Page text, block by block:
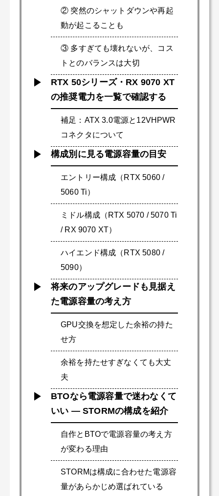
② 突然のシャットダウンや再起
動が起こることも
③ 多すぎても壊れないが、コス
トとのバランスは大切
RTX 50シリーズ・RX 9070 XT
の推奨電力を一覧で確認する
補足：ATX 3.0電源と12VHPWR
コネクタについて
構成別に見る電源容量の目安
エントリー構成（RTX 5060 /
5060 Ti）
ミドル構成（RTX 5070 / 5070 Ti
/ RX 9070 XT）
ハイエンド構成（RTX 5080 /
5090）
将来のアップグレードも見据え
た電源容量の考え方
GPU交換を想定した余裕の持た
せ方
余裕を持たせすぎなくても大丈
夫
BTOなら電源容量で迷わなくて
いい ― STORMの構成を紹介
自作とBTOで電源容量の考え方
が変わる理由
STORMは構成に合わせた電源容
量があらかじめ選ばれている